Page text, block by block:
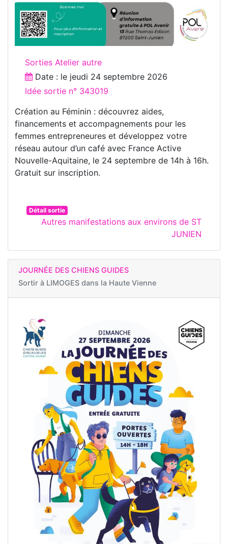
Sorties Atelier autre
Date : le jeudi 24 septembre 2026
Idée sortie n° 343019
Création au Féminin : découvrez aides,
financements et accompagnements pour les
femmes entrepreneures et développez votre
réseau autour d’un café avec France Active
Nouvelle-Aquitaine, le 24 septembre de 14h à 16h.
Gratuit sur inscription.
Détail sortie
Autres manifestations aux environs de ST
JUNIEN
JOURNÉE DES CHIENS GUIDES
Sortir à LIMOGES dans la Haute Vienne